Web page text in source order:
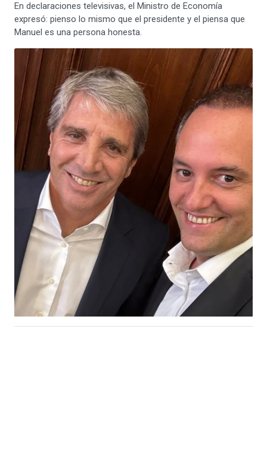
En declaraciones televisivas, el Ministro de Economía
expresó: pienso lo mismo que el presidente y el piensa que
Manuel es una persona honesta.